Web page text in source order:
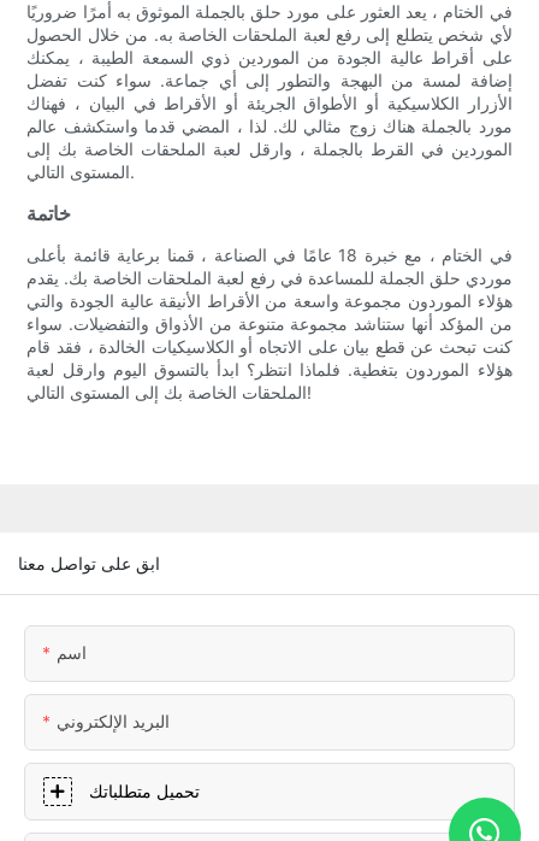
في الختام ، يعد العثور على مورد حلق بالجملة الموثوق به أمرًا ضروريًا
لأي شخص يتطلع إلى رفع لعبة الملحقات الخاصة به. من خلال الحصول
على أقراط عالية الجودة من الموردين ذوي السمعة الطيبة ، يمكنك
إضافة لمسة من البهجة والتطور إلى أي جماعة. سواء كنت تفضل
الأزرار الكلاسيكية أو الأطواق الجريئة أو الأقراط في البيان ، فهناك
مورد بالجملة هناك زوج مثالي لك. لذا ، المضي قدما واستكشف عالم
الموردين في القرط بالجملة ، وارقل لعبة الملحقات الخاصة بك إلى
المستوى التالي.
خاتمة
في الختام ، مع خبرة 18 عامًا في الصناعة ، قمنا برعاية قائمة بأعلى
موردي حلق الجملة للمساعدة في رفع لعبة الملحقات الخاصة بك. يقدم
هؤلاء الموردون مجموعة واسعة من الأقراط الأنيقة عالية الجودة والتي
من المؤكد أنها ستناشد مجموعة متنوعة من الأذواق والتفضيلات. سواء
كنت تبحث عن قطع بيان على الاتجاه أو الكلاسيكيات الخالدة ، فقد قام
هؤلاء الموردون بتغطية. فلماذا انتظر؟ ابدأ بالتسوق اليوم وارقل لعبة
الملحقات الخاصة بك إلى المستوى التالي!
ابق على تواصل معنا
اسم
البريد الإلكتروني
تحميل متطلباتك